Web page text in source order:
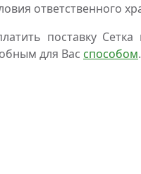
ответственного
поставку
для Вас способом.